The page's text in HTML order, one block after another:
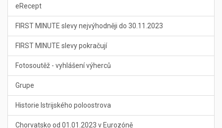
eRecept
FIRST MINUTE slevy nejvýhodněji do 30.11.2023
FIRST MINUTE slevy pokračují
Fotosoutěž - vyhlášení výherců
Grupe
Historie Istrijského poloostrova
Chorvatsko od 01.01.2023 v Eurozóně